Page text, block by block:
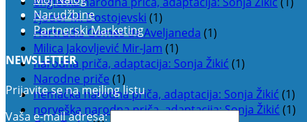
Fjodor M. Dostojevski (1)
Hertrudis Gomes de Aveljaneda (1)
Milica Jakovljević Mir-Jam (1)
narodna priča, adaptacija: Sonja Žikić (1)
Narodne priče (1)
nemačka narodna priča, adaptacija: Sonja Žikić (1)
norveška narodna priča, adaptacija: Sonja Žikić (1)
Narudžbine
Partnerski Marketing
NEWSLETTER
Prijavite se na mejling listu
Vaša e-mail adresa: